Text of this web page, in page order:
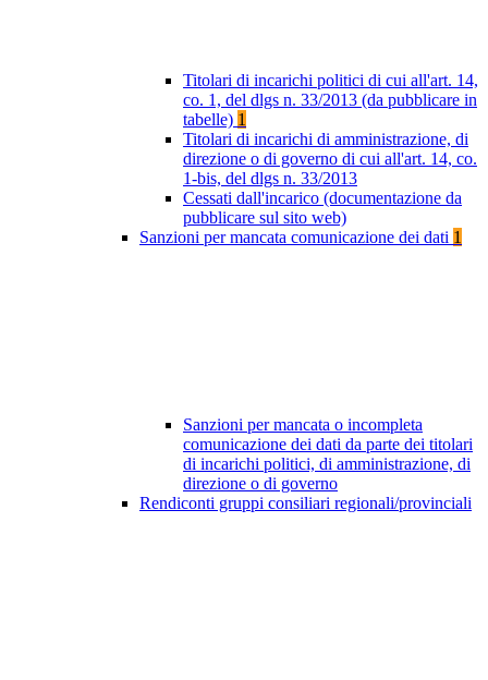
Titolari di incarichi politici di cui all'art. 14,
co. 1, del dlgs n. 33/2013 (da pubblicare in
tabelle) 1
Titolari di incarichi di amministrazione, di
direzione o di governo di cui all'art. 14, co.
1-bis, del dlgs n. 33/2013
Cessati dall'incarico (documentazione da
pubblicare sul sito web)
Sanzioni per mancata comunicazione dei dati 1
Sanzioni per mancata o incompleta
comunicazione dei dati da parte dei titolari
di incarichi politici, di amministrazione, di
direzione o di governo
Rendiconti gruppi consiliari regionali/provinciali